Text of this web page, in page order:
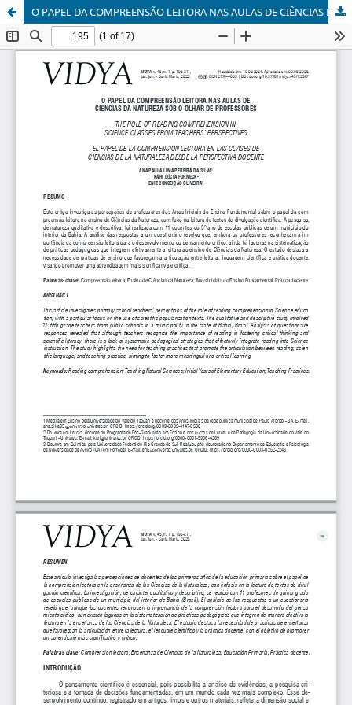
O PAPEL DA COMPREENSÃO LEITORA NAS AULAS DE CIÊNCIAS DA NATUREZA SOB O OLHAR DE PROFESSORES